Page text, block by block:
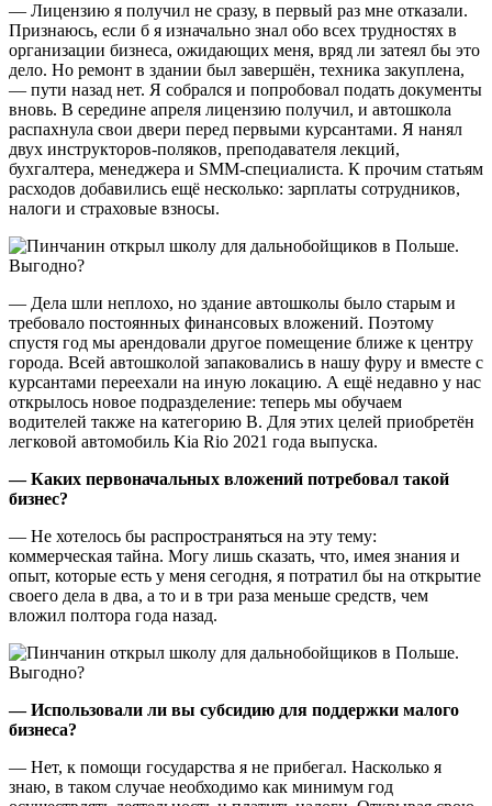
— Лицензию я получил не сразу, в первый раз мне отказали.
Признаюсь, если б я изначально знал обо всех трудностях в
организации бизнеса, ожидающих меня, вряд ли затеял бы это
дело. Но ремонт в здании был завершён, техника закуплена,
— пути назад нет. Я собрался и попробовал подать документы
вновь. В середине апреля лицензию получил, и автошкола
распахнула свои двери перед первыми курсантами. Я нанял
двух инструкторов-поляков, преподавателя лекций,
бухгалтера, менеджера и SММ-специалиста. К прочим статьям
расходов добавились ещё несколько: зарплаты сотрудников,
налоги и страховые взносы.
— Дела шли неплохо, но здание автошколы было старым и
требовало постоянных финансовых вложений. Поэтому
спустя год мы арендовали другое помещение ближе к центру
города. Всей автошколой запаковались в нашу фуру и вместе с
курсантами переехали на иную локацию. А ещё недавно у нас
открылось новое подразделение: теперь мы обучаем
водителей также на категорию В. Для этих целей приобретён
легковой автомобиль Kia Rio 2021 года выпуска.
— Каких первоначальных вложений потребовал такой
бизнес?
— Не хотелось бы распространяться на эту тему:
коммерческая тайна. Могу лишь сказать, что, имея знания и
опыт, которые есть у меня сегодня, я потратил бы на открытие
своего дела в два, а то и в три раза меньше средств, чем
вложил полтора года назад.
— Использовали ли вы субсидию для поддержки малого
бизнеса?
— Нет, к помощи государства я не прибегал. Насколько я
знаю, в таком случае необходимо как минимум год